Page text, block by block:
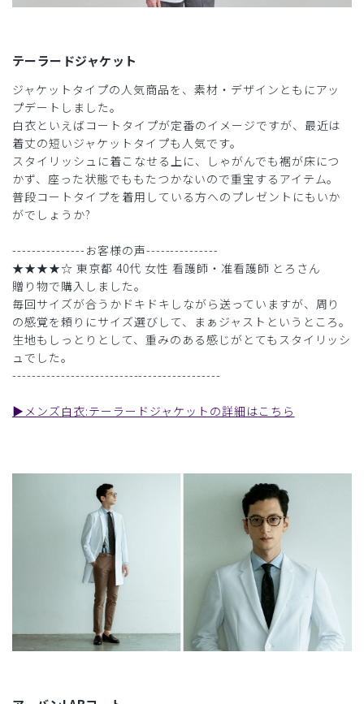
テーラードジャケット
ジャケットタイプの人気商品を、素材・デザインともにアッ
プデートしました。
白衣といえばコートタイプが定番のイメージですが、最近は
着丈の短いジャケットタイプも人気です。
スタイリッシュに着こなせる上に、しゃがんでも裾が床につ
かず、座った状態でももたつかないので重宝するアイテム。
普段コートタイプを着用している方へのプレゼントにもいか
がでしょうか?
---------------お客様の声---------------
★★★★☆ 東京都 40代 女性 看護師・准看護師 とろさん
贈り物で購入しました。
毎回サイズが合うかドキドキしながら送っていますが、周り
の感覚を頼りにサイズ選びして、まぁジャストというところ。
生地もしっとりとして、重みのある感じがとてもスタイリッシ
ュでした。
-------------------------------------------
▶︎メンズ白衣:テーラードジャケットの詳細はこちら